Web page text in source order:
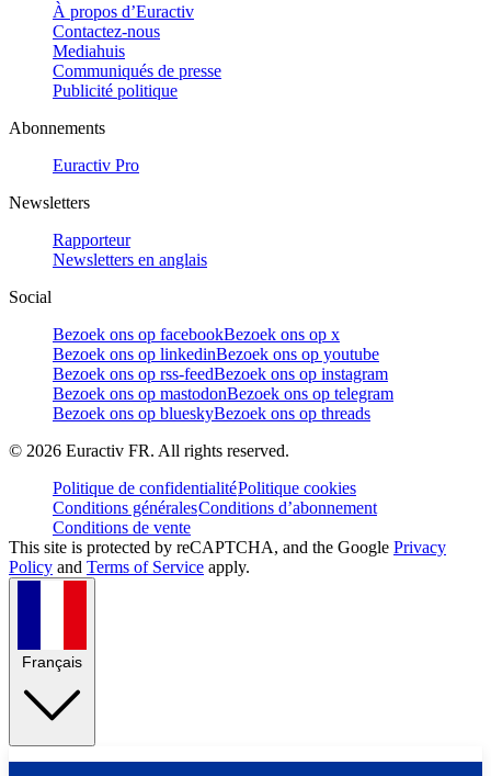
À propos d’Euractiv
Contactez-nous
Mediahuis
Communiqués de presse
Publicité politique
Abonnements
Euractiv Pro
Newsletters
Rapporteur
Newsletters en anglais
Social
Bezoek ons op facebookBezoek ons op x
Bezoek ons op linkedinBezoek ons op youtube
Bezoek ons op rss-feedBezoek ons op instagram
Bezoek ons op mastodonBezoek ons op telegram
Bezoek ons op blueskyBezoek ons op threads
© 2026 Euractiv FR. All rights reserved.
Politique de confidentialitéPolitique cookies
Conditions généralesConditions d’abonnement
Conditions de vente
This site is protected by reCAPTCHA, and the Google Privacy
Policy and Terms of Service apply.
Français